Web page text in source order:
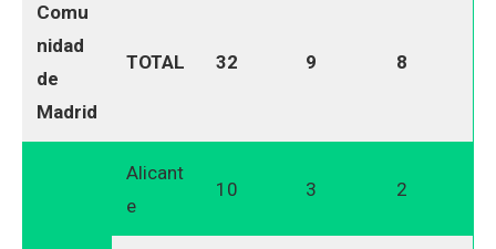
Comu
nidad
de
Madrid
TOTAL 32 9 8
Alicant
e
10 3 2